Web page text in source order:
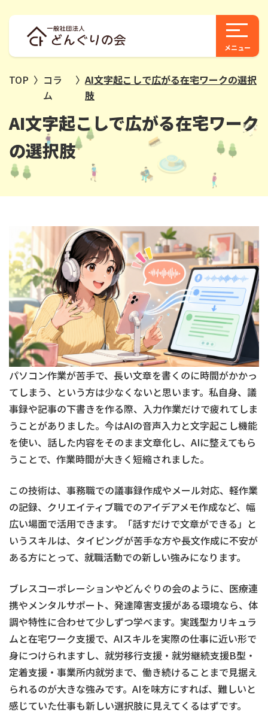
TOP 〉 コラ
ム
〉AI文字起こしで広がる在宅ワークの選択
肢
AI文字起こしで広がる在宅ワーク
の選択肢
パソコン作業が苦手で、長い文章を書くのに時間がかかっ
てしまう、という方は少なくないと思います。私自身、議
事録や記事の下書きを作る際、入力作業だけで疲れてしま
うことがありました。今はAIの音声入力と文字起こし機能
を使い、話した内容をそのまま文章化し、AIに整えてもら
うことで、作業時間が大きく短縮されました。
この技術は、事務職での議事録作成やメール対応、軽作業
の記録、クリエイティブ職でのアイデアメモ作成など、幅
広い場面で活用できます。「話すだけで文章ができる」と
いうスキルは、タイピングが苦手な方や長文作成に不安が
ある方にとって、就職活動での新しい強みになります。
ブレスコーポレーションやどんぐりの会のように、医療連
携やメンタルサポート、発達障害支援がある環境なら、体
調や特性に合わせて少しずつ学べます。実践型カリキュラ
ムと在宅ワーク支援で、AIスキルを実際の仕事に近い形で
身につけられますし、就労移行支援・就労継続支援B型・
定着支援・事業所内就労まで、働き続けることまで見据え
られるのが大きな強みです。AIを味方にすれば、難しいと
感じていた仕事も新しい選択肢に見えてくるはずです。